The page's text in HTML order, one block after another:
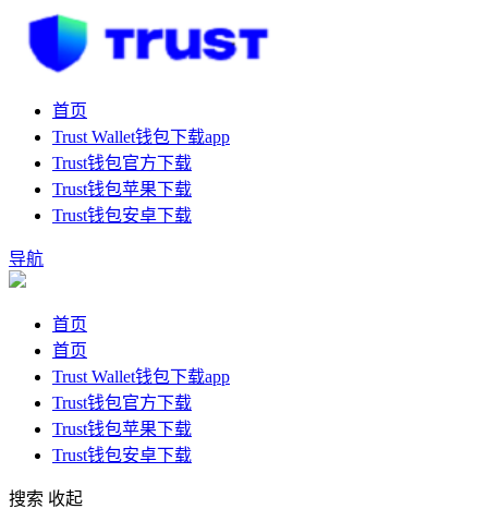
首页
Trust Wallet钱包下载app
Trust钱包官方下载
Trust钱包苹果下载
Trust钱包安卓下载
导航
首页
首页
Trust Wallet钱包下载app
Trust钱包官方下载
Trust钱包苹果下载
Trust钱包安卓下载
搜索 收起